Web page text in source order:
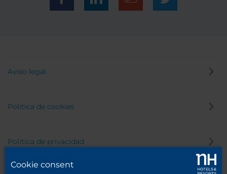
Aviso legal
Política de cookies
Política de privacidad
Cookie consent